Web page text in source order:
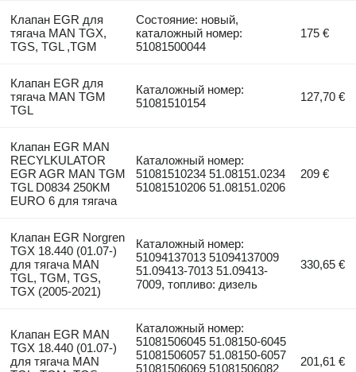
Клапан EGR для
тягача MAN TGX,
TGS, TGL ,TGM
Состояние: новый,
каталожный номер:
51081500044
175 €
Клапан EGR для
тягача MAN TGM
TGL
Каталожный номер:
51081510154
127,70 €
Клапан EGR MAN
RECYLKULATOR
EGR AGR MAN TGM
TGL D0834 250KM
EURO 6 для тягача
Каталожный номер:
51081510234 51.08151.0234
51081510206 51.08151.0206
209 €
Клапан EGR Norgren
TGX 18.440 (01.07-)
для тягача MAN
TGL, TGM, TGS,
TGX (2005-2021)
Каталожный номер:
51094137013 51094137009
51.09413-7013 51.09413-
7009, топливо: дизель
330,65 €
Клапан EGR MAN
TGX 18.440 (01.07-)
для тягача MAN
Каталожный номер:
51081506045 51.08150-6045
51081506057 51.08150-6057
51081506069 51081506082
201,61 €